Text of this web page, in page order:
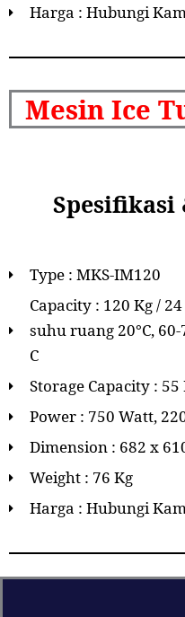
Harga : Hubungi
Mesin Ice
Spesifikasi
Type : MKS-IM120
Capacity : 120 Kg /
suhu ruang 20°C,
C
Storage Capacity : 55
Power : 750 Watt,
Dimension : 682 x
Weight : 76 Kg
Harga : Hubungi